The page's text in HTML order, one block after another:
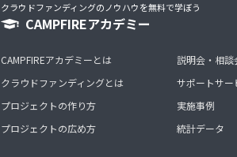
クラウドファンディングのノウハウを無料で学ぼう
CAMPFIREアカデミー
CAMPFIREアカデミーとは
クラウドファンディングとは
プロジェクトの作り方
プロジェクトの広め方
説明会・相談
サポートサー
実施事例
統計データ